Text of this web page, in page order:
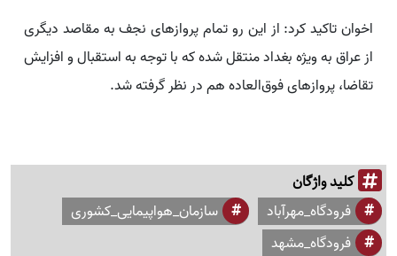
اخوان تاکید کرد: از این رو تمام پروازهای نجف به مقاصد دیگری
از عراق به ویژه بغداد منتقل شده که با توجه به استقبال و افزایش
تقاضا، پروازهای فوق‌العاده هم در نظر گرفته شد.
کلید واژگان
فرودگاه_مهرآباد
سازمان_هواپیمایی_کشوری
فرودگاه_مشهد